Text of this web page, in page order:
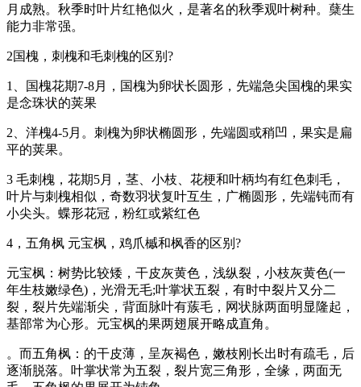
月成熟。秋季时叶片红艳似火，是著名的秋季观叶树种。蘖生
能力非常强。
2国槐，刺槐和毛刺槐的区别?
1、国槐花期7-8月，国槐为卵状长圆形，先端急尖国槐的果实
是念珠状的荚果
2、洋槐4-5月。刺槐为卵状椭圆形，先端圆或稍凹，果实是扁
平的荚果。
3 毛刺槐，花期5月，茎、小枝、花梗和叶柄均有红色刺毛，
叶片与刺槐相似，奇数羽状复叶互生，广椭圆形，先端钝而有
小尖头。蝶形花冠，粉红或紫红色
4，五角枫 元宝枫，鸡爪槭和枫香的区别?
元宝枫：树势比较矮，干皮灰黄色，浅纵裂，小枝灰黄色(一
年生枝嫩绿色)，光滑无毛;叶掌状五裂，有时中裂片又分二
裂，裂片先端渐尖，背面脉叶有蔟毛，网状脉两面明显隆起，
基部常为心形。元宝枫的果两翅展开略成直角。
。而五角枫：的干皮薄，呈灰褐色，嫩枝刚长出时有疏毛，后
逐渐脱落。叶掌状常为五裂，裂片宽三角形，全缘，两面无